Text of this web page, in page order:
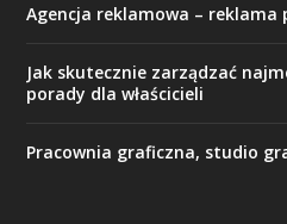
Agencja reklamowa – reklama
Jak skutecznie zarządzać
porady dla właścicieli
Pracownia graficzna, studio